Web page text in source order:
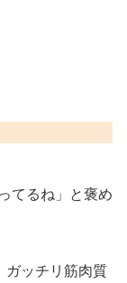
てるね」と褒め
ガッチリ筋肉質